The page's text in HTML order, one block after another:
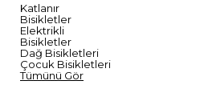
Katlanır
Bisikletler
Elektrikli
Bisikletler
Dağ Bisikletleri
Çocuk Bisikletleri
Tümünü Gör